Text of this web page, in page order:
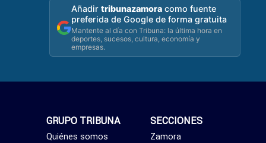
Añadirtribunazamora como fuente
preferida de Google de forma gratuita
Mantente al día con Tribuna: la última hora en
deportes, sucesos, cultura, economía y
empresas.
SECCIONES
Zamora
GRUPO TRIBUNA
Quiénes somos